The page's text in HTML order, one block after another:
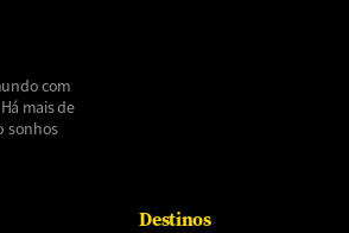
com
mais de
sonhos
Destinos